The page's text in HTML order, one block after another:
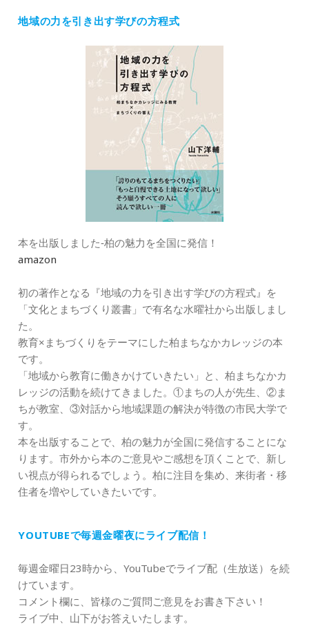
リ
地域の力を引き出す学びの方程式
本を出版しました‐柏の魅力を全国に発信！
amazon
初の著作となる『地域の力を引き出す学びの方程式』を
「文化とまちづくり叢書」で有名な水曜社から出版しまし
た。
教育×まちづくりをテーマにした柏まちなかカレッジの本
です。
「地域から教育に働きかけていきたい」と、柏まちなかカ
レッジの活動を続けてきました。①まちの人が先生、②ま
ちが教室、③対話から地域課題の解決が特徴の市民大学で
す。
本を出版することで、柏の魅力が全国に発信することにな
ります。市外から本のご意見やご感想を頂くことで、新し
い視点が得られるでしょう。柏に注目を集め、来街者・移
住者を増やしていきたいです。
YOUTUBEで毎週金曜夜にライブ配信！
毎週金曜日23時から、YouTubeでライブ配（生放送）を続
けています。
コメント欄に、皆様のご質問ご意見をお書き下さい！
ライブ中、山下がお答えいたします。